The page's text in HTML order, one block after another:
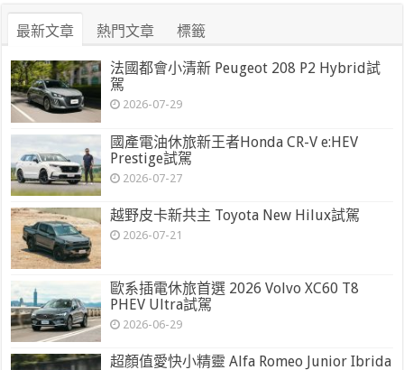
最新文章 熱門文章 標籤
法國都會小清新 Peugeot 208 P2 Hybrid試
駕
2026-07-29
國產電油休旅新王者Honda CR-V e:HEV
Prestige試駕
2026-07-27
越野皮卡新共主 Toyota New Hilux試駕
2026-07-21
歐系插電休旅首選 2026 Volvo XC60 T8
PHEV Ultra試駕
2026-06-29
超顏值愛快小精靈 Alfa Romeo Junior Ibrida